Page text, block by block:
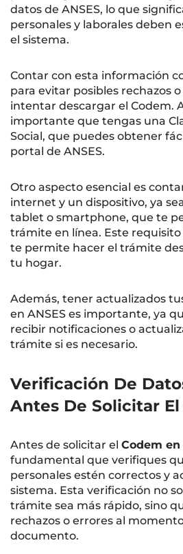
datos de ANSES, lo que
personales y laborales deben
el sistema.
Contar con esta información
para evitar posibles rechazos
intentar descargar el Codem.
importante que tengas una
Social, que puedes obtener
portal de ANSES.
Otro aspecto esencial es
internet y un dispositivo, ya
tablet o smartphone, que te
trámite en línea. Este
te permite hacer el trámite
tu hogar.
Además, tener actualizados
en ANSES es importante, ya
recibir notificaciones o
trámite si es necesario.
Verificación De
Antes De Solicitar
Antes de solicitar el Codem en
fundamental que verifiques
personales estén correctos y
sistema. Esta verificación no
trámite sea más rápido, sino
rechazos o errores al
documento.